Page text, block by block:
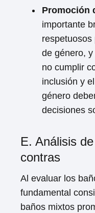
Promoción
importante
de género,
no cumplir
inclusión y
género
decisiones
E. Análisis
contras
Al evaluar los
fundamental
baños mixtos